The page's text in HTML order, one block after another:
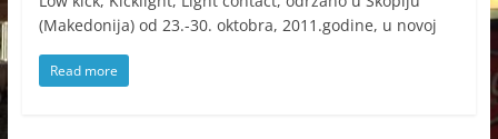
(Makedonija) od 23.-30. oktobra, 2011.godine, u novoj
Read more